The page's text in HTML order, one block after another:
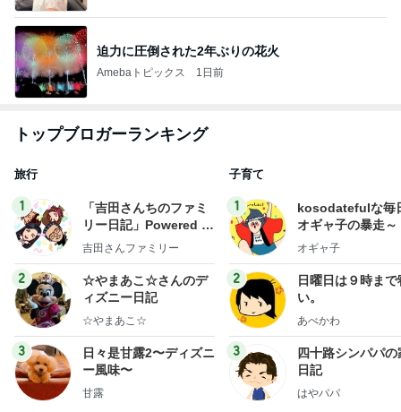
迫力に圧倒された2年ぶりの花火
Amebaトピックス 1日前
トップブロガーランキング
旅行
1
「吉田さんちのファミ
リー日記」Powered b
y Ameba 吉田さんファ
ログ
吉田さんファミリー
2
☆やまあこ☆さんのデ
ィズニー日記
☆やまあこ☆
3
日々是甘露2〜ディズニ
ー風味〜
甘露
子育て
1
kosodatefulな毎
オギャ子の暴走～
オギャ子
2
日曜日は９時まで
い。
あべかわ
3
四十路シンパパの
日記
はやパパ